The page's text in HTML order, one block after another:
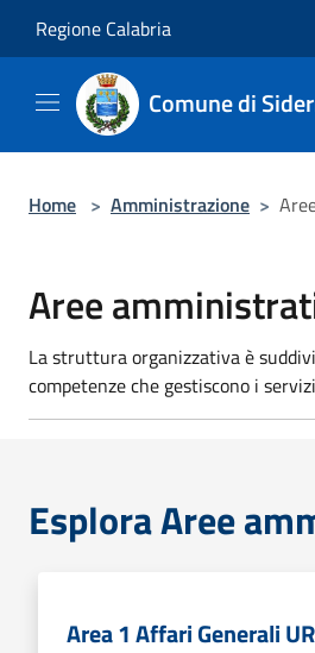
Regione Calabria
Comune di
Home > Amministrazione >
Aree
La struttura organizzativa è
competenze che gestiscono i
Esplora Aree
Area 1 Affari Generali